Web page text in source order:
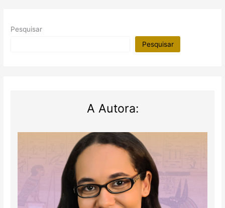
Pesquisar
Pesquisar
A Autora: